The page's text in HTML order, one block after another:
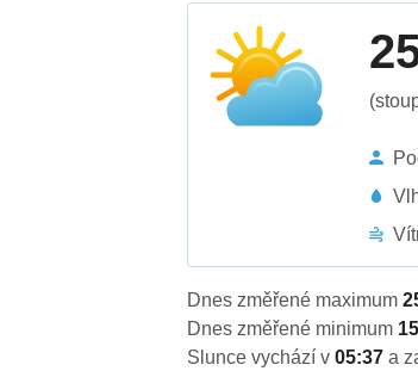
Dnes změřené maximum
Dnes změřené minimum
Slunce vychází v05:37a